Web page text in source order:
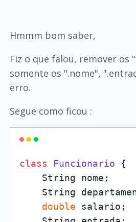
Hmmm bom saber,
Fiz o que falou, remover os
somente os ".nome",
erro.
Segue como ficou :
class Funcionario {
    String nome;
String
double salario;